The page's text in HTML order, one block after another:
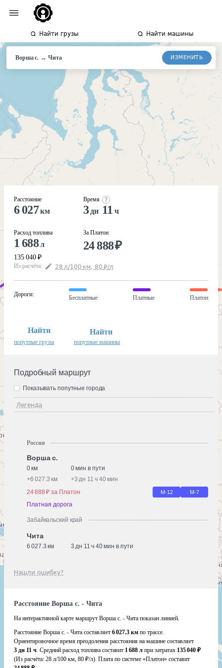
Найти грузы Найти машины
Ворша с. → Чита ИЗМЕНИТЬ
Расстояние
6 027км
Расход топлива
1 688л
135 040 ₽
Время
3 дн 11 ч
За Платон
24 888₽
Из расчёта: 28 л/100 км, 80 ₽/л
Дороги:
Бесплатные Платные Платон
Найти
попутные грузы
Найти
попутные машины
Подробный маршрут
Легенда
Показывать попутные города
Россия
Ворша с.
0 км
0 мин в пути
+6 027.3 км +3 дн 11 ч 40 мин
24 888 ₽ за Платон
М-12 М-7
Платная дорога
Забайкальский край
Чита
6 027.3 км 3 дн 11 ч 40 мин в пути
Нашли ошибку?
Расстояние Ворша с. - Чита
На интерактивной карте маршрут Ворша с. - Чита показан линией.
Расстояние Ворша с. - Чита составляет 6 027.3 км по трассе.
Ориентировочное время преодоления расстояния на машине составляет
3 дн 11 ч. Средний расход топлива составит 1 688 л при затратах 135 040 ₽
(Из расчёта: 28 л/100 км, 80 ₽/л). Плата по системе «Платон» составит